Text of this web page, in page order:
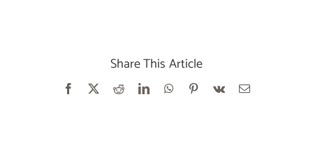
Share This Article
Facebook RedditLinkedInWhatsApp
Pinterest
Vk
E-